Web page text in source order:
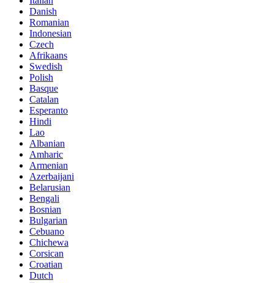
Danish
Romanian
Indonesian
Czech
Afrikaans
Swedish
Polish
Basque
Catalan
Esperanto
Hindi
Lao
Albanian
Amharic
Armenian
Azerbaijani
Belarusian
Bengali
Bosnian
Bulgarian
Cebuano
Chichewa
Corsican
Croatian
Dutch